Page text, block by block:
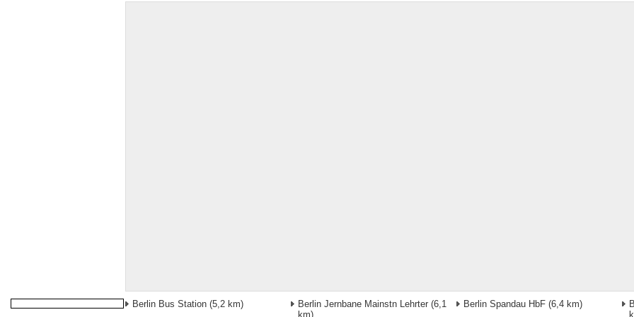
Berlin Bus Station (5,2 km) Berlin Jernbane Mainstn Lehrter (6,1
km)
Berlin Spandau HbF (6,4 km)